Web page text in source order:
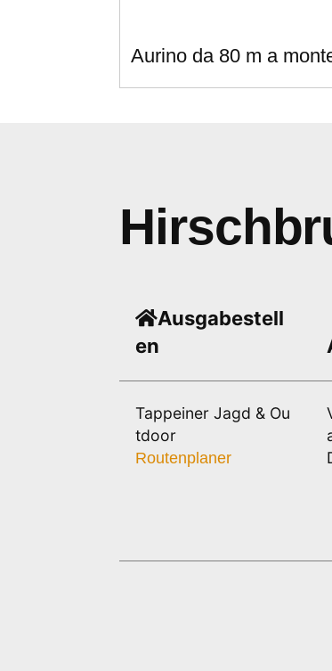
Aurino da 80 m a
Ausgabestell
en
Tappeiner Jagd & Ou
tdoor
Routenplaner